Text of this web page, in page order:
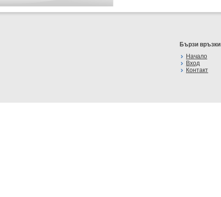
Бързи връзки
Начало
Вход
Контакт